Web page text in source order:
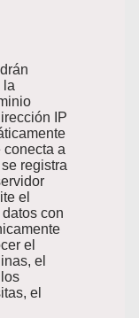
la
IP
conecta a
registra
el
con
el
el
el